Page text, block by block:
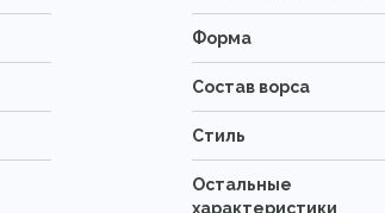
Форма
Состав ворса
Стиль
Остальные
характеристики